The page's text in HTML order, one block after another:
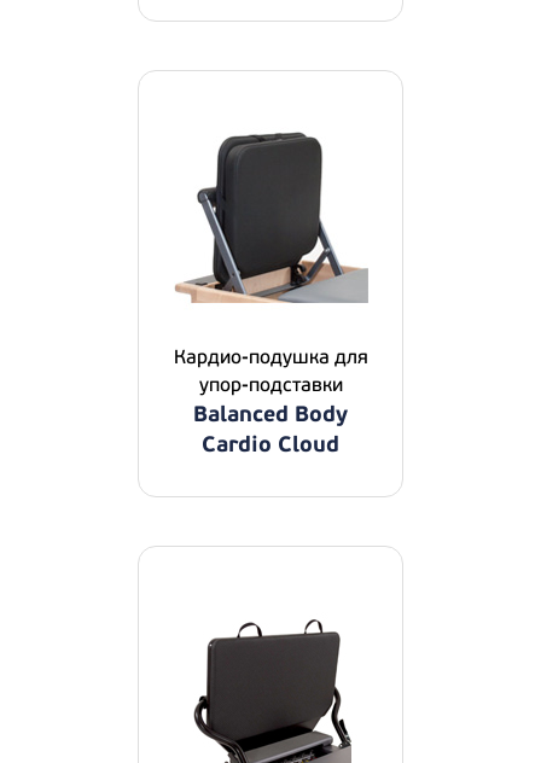
Кардио-подушка для
упор-подставки
Balanced Body
Cardio Cloud